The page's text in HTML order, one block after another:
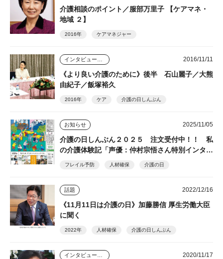
介護相談のポイント／服部万里子 【ケアマネ・
地域 ２】
2016年 ケアマネジャー
2016/11/11
《より良い介護のために》後半 石山麗子／大熊
由紀子／飯塚裕久
2016年 ケア 介護の日しんぶん
お知らせ 2025/11/05
介護の日しんぶん２０２５ 注文受付中！！ 私
の介護体験記「声優：仲村宗悟さん特別インタビ
ュー」など掲載
フレイル予防 人材確保 介護の日
話題 2022/12/16
《11月11日は介護の日》加藤勝信 厚生労働大臣
に聞く
2022年 人材確保 介護の日しんぶん
2020/11/17